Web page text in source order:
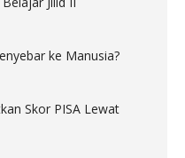
ke Manusia?
Skor PISA Lewat